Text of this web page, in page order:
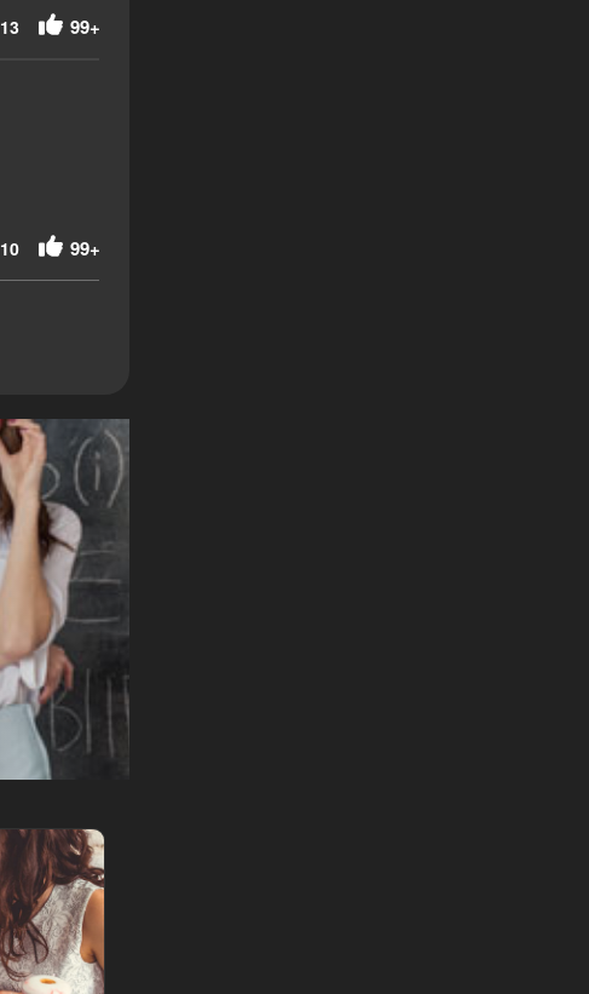
99+
13
99+
10